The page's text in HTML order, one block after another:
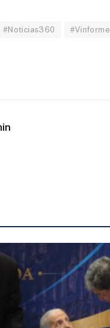
#Noticias360 #Vinforme